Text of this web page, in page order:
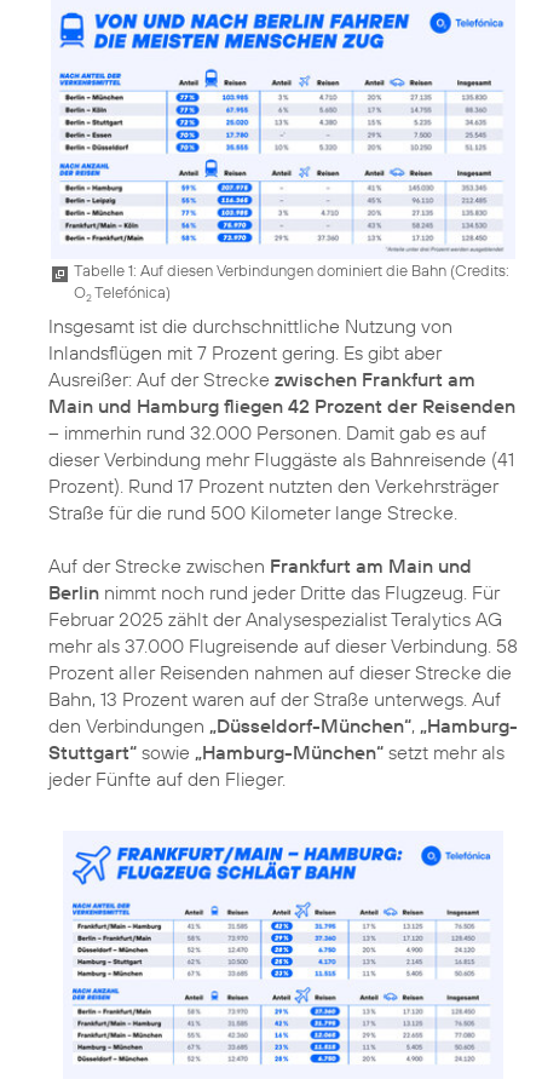
Tabelle 1: Auf diesen Verbindungen dominiert die Bahn (Credits:
O2Telefónica)
Insgesamt ist die durchschnittliche Nutzung von
Inlandsflügen mit 7 Prozent gering. Es gibt aber
Ausreißer: Auf der Strecke zwischen Frankfurt am
Main und Hamburg fliegen 42 Prozent der Reisenden
– immerhin rund 32.000 Personen. Damit gab es auf
dieser Verbindung mehr Fluggäste als Bahnreisende (41
Prozent). Rund 17 Prozent nutzten den Verkehrsträger
Straße für die rund 500 Kilometer lange Strecke.
Auf der Strecke zwischen Frankfurt am Main und
Berlin nimmt noch rund jeder Dritte das Flugzeug. Für
Februar 2025 zählt der Analysespezialist Teralytics AG
mehr als 37.000 Flugreisende auf dieser Verbindung. 58
Prozent aller Reisenden nahmen auf dieser Strecke die
Bahn, 13 Prozent waren auf der Straße unterwegs. Auf
den Verbindungen „Düsseldorf-München“, „Hamburg-
Stuttgart“ sowie „Hamburg-München“ setzt mehr als
jeder Fünfte auf den Flieger.